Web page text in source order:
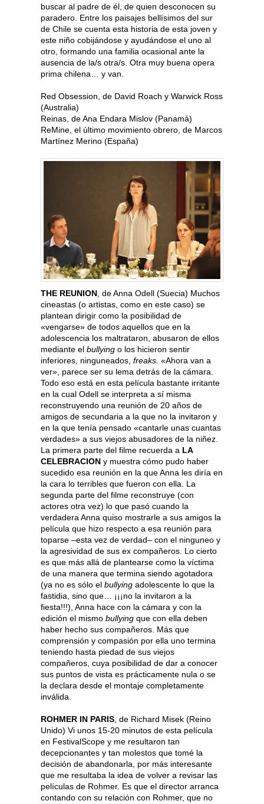
buscar al padre de él, de quien desconocen su
paradero. Entre los paisajes bellísimos del sur
de Chile se cuenta esta historia de esta joven y
este niño cobijándose y ayudándose el uno al
otro, formando una familia ocasional ante la
ausencia de la/s otra/s. Otra muy buena opera
prima chilena… y van.
Red Obsession, de David Roach y Warwick Ross
(Australia)
Reinas, de Ana Endara Mislov (Panamá)
ReMine, el último movimiento obrero, de Marcos
Martínez Merino (España)
THE REUNION , de Anna Odell (Suecia) Muchos
cineastas (o artistas, como en este caso) se
plantean dirigir como la posibilidad de
«vengarse» de todos aquellos que en la
adolescencia los maltrataron, abusaron de ellos
mediante el bullying o los hicieron sentir
inferiores, ninguneados, freaks. «Ahora van a
ver», parece ser su lema detrás de la cámara.
Todo eso está en esta película bastante irritante
en la cual Odell se interpreta a sí misma
reconstruyendo una reunión de 20 años de
amigos de secundaria a la que no la invitaron y
en la que tenía pensado «cantarle unas cuantas
verdades» a sus viejos abusadores de la niñez.
La primera parte del filme recuerda a LA
CELEBRACION y muestra cómo pudo haber
sucedido esa reunión en la que Anna les diría en
la cara lo terribles que fueron con ella. La
segunda parte del filme reconstruye (con
actores otra vez) lo que pasó cuando la
verdadera Anna quiso mostrarle a sus amigos la
película que hizo respecto a esa reunión para
toparse –esta vez de verdad– con el ninguneo y
la agresividad de sus ex compañeros. Lo cierto
es que más allá de plantearse como la víctima
de una manera que termina siendo agotadora
(ya no es sólo el bullying adolescente lo que la
fastidia, sino que… ¡¡¡no la invitaron a la
fiesta!!!), Anna hace con la cámara y con la
edición el mismo bullying que con ella deben
haber hecho sus compañeros. Más que
comprensión y compasión por ella uno termina
teniendo hasta piedad de sus viejos
compañeros, cuya posibilidad de dar a conocer
sus puntos de vista es prácticamente nula o se
la declara desde el montaje completamente
inválida.
ROHMER IN PARIS , de Richard Misek (Reino
Unido) Vi unos 15-20 minutos de esta película
en FestivalScope y me resultaron tan
decepcionantes y tan molestos que tomé la
decisión de abandonarla, por más interesante
que me resultaba la idea de volver a revisar las
películas de Rohmer. Es que el director arranca
contando con su relación con Rohmer, que no